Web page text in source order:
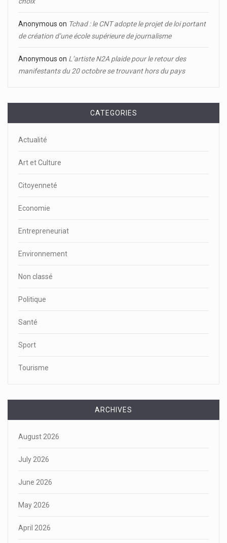
Anonymous on Tchad : le CNT adopte le projet de loi portant
de création d’une école supérieure de journalisme
Anonymous on L’artiste N2A plaide pour le retour des
manifestants du 20 octobre se trouvant hors du pays
CATEGORIES
Actualité
Art et Culture
Citoyenneté
Economie
Entrepreneuriat
Environnement
Non classé
Politique
Santé
Sport
Tourisme
ARCHIVES
August 2026
July 2026
June 2026
May 2026
April 2026